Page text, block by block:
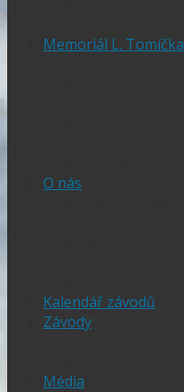
Memoriál L. Tomíčka
O nás
Kalendář závodů
Závody
Média